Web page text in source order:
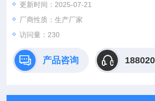
效！更新时间：2025-07-21
厂商性质：生产厂家
访问量：230
产品咨询